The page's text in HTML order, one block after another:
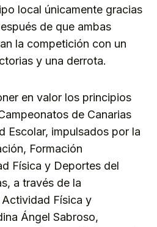
local únicamente gracias
de que ambas
la competición con un
y una derrota.
en valor los principios
de Canarias
Escolar, impulsados por la
Formación
Física y Deportes del
a través de la
Física y
Ángel Sabroso,